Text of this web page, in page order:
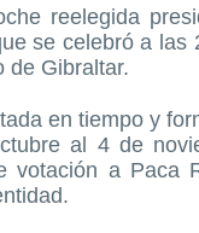
reelegida
se celebró a
de Gibraltar.
en tiempo y
al 4 de
votación a Paca